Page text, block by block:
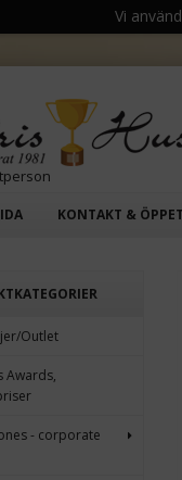
Vi
KONTAKT &
Outlet
Awards,
- corporate